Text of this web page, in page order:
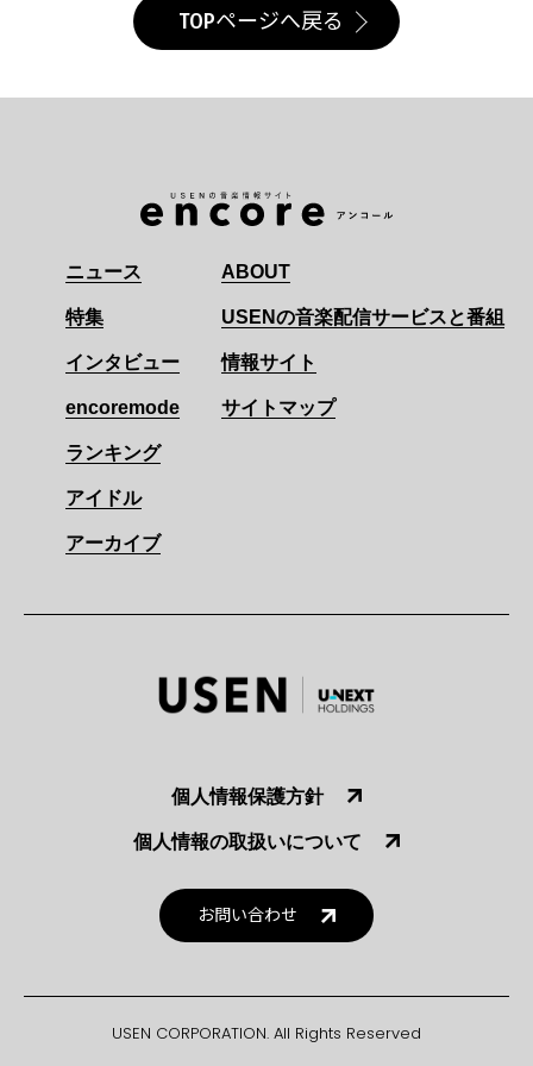
TOPページへ戻る
ニュース
特集
インタビュー
encoremode
ランキング
アイドル
アーカイブ
ABOUT
USENの音楽配信サービスと番組
情報サイト
サイトマップ
個人情報保護方針
個人情報の取扱いについて
お問い合わせ
USEN CORPORATION. All Rights Reserved